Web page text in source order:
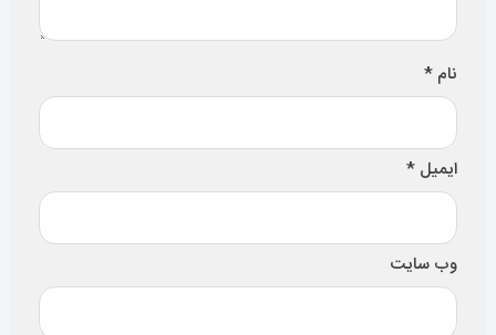
نام *
ایمیل *
وب‌ سایت